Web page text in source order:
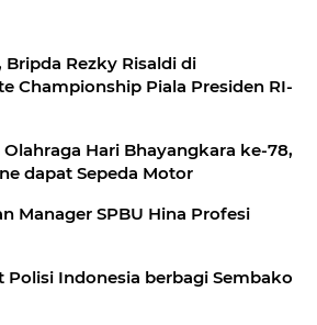
Rezky Risaldi di
Championship Piala Presiden RI-
Hari Bhayangkara ke-78,
dapat Sepeda Motor
Manager SPBU Hina Profesi
Polisi Indonesia berbagi Sembako